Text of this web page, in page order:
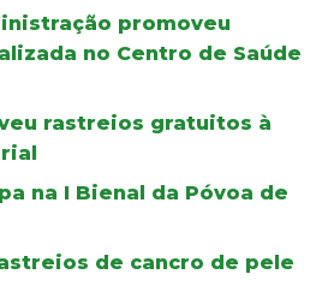
promoveu
no Centro de Saúde
rastreios gratuitos à
na I Bienal da Póvoa de
de cancro de pele